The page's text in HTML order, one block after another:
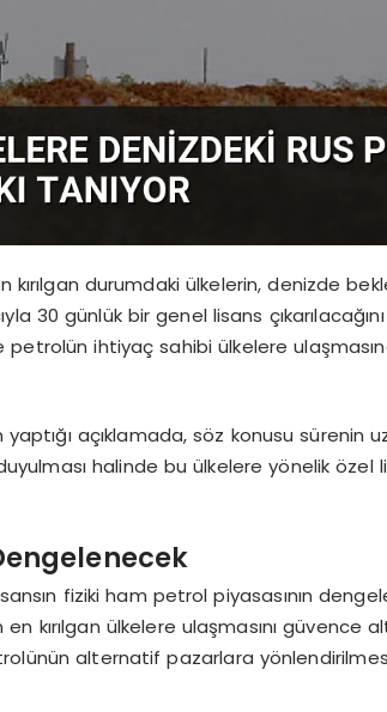
kırılgan durumdaki ülkelerin, denizde
30 günlük bir genel lisans
ihtiyaç sahibi ülkelere
açıklamada, söz konusu sürenin
halinde bu ülkelere yönelik özel
fiziki ham petrol piyasasının
kırılgan ülkelere ulaşmasını güvence
alternatif pazarlara